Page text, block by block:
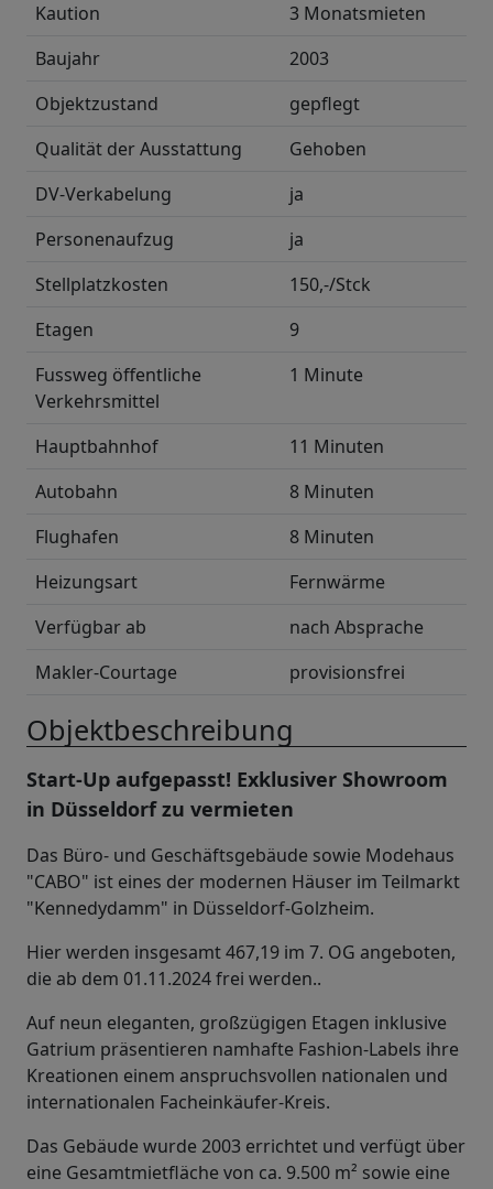
Kaution
3 Monatsmieten
Baujahr
2003
Objektzustand
gepflegt
Qualität der Ausstattung
Gehoben
DV-Verkabelung
ja
Personenaufzug
ja
Stellplatzkosten
150,-/Stck
Etagen
9
Fussweg öffentliche
Verkehrsmittel
1 Minute
Hauptbahnhof
11 Minuten
Autobahn
8 Minuten
Flughafen
8 Minuten
Heizungsart
Fernwärme
Verfügbar ab
nach Absprache
Makler-Courtage
provisionsfrei
Objektbeschreibung
Start-Up aufgepasst! Exklusiver Showroom
in Düsseldorf zu vermieten
Das Büro- und Geschäftsgebäude sowie Modehaus
"CABO" ist eines der modernen Häuser im Teilmarkt
"Kennedydamm" in Düsseldorf-Golzheim.
Hier werden insgesamt 467,19 im 7. OG angeboten,
die ab dem 01.11.2024 frei werden..
Auf neun eleganten, großzügigen Etagen inklusive
Gatrium präsentieren namhafte Fashion-Labels ihre
Kreationen einem anspruchsvollen nationalen und
internationalen Facheinkäufer-Kreis.
Das Gebäude wurde 2003 errichtet und verfügt über
eine Gesamtmietfläche von ca. 9.500 m² sowie eine